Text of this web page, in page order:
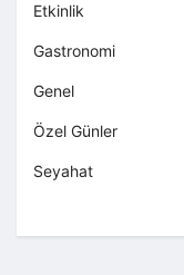
Etkinlik
Gastronomi
Genel
Özel Günler
Seyahat